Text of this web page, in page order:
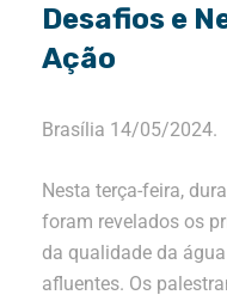
Desafios e
Ação
Brasília 14/05/2024.
Nesta terça-feira,
foram revelados os
da qualidade da
afluentes. Os